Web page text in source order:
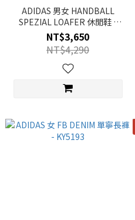
ADIDAS 男女 HANDBALL
SPEZIAL LOAFER 休閒鞋 -
LC3903
NT$3,650
NT$4,290